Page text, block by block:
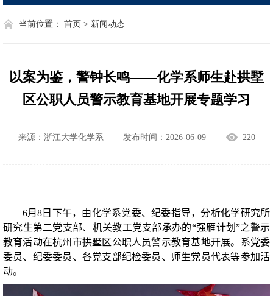
当前位置： 首页 > 新闻动态
以案为鉴，警钟长鸣——化学系师生赴拱墅
区公职人员警示教育基地开展专题学习
来源：浙江大学化学系 发布时间：2026-06-09 220
6月8 日下午，由化学系党委、纪委指导，分析化学研究所
研究生第二党支部、机关教工党支部承办的“强雁计划”之警示
教育活动在杭州市拱墅区公职人员警示教育基地开展。系党委
委员、纪委委员、各党支部纪检委员、师生党员代表等参加活
动。